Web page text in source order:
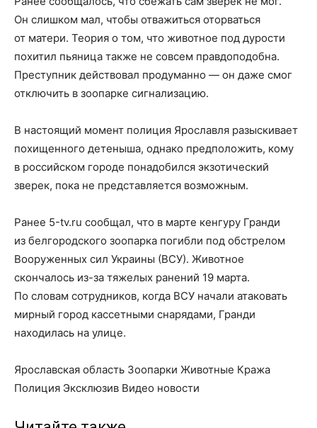
Он слишком мал, чтобы отважиться оторваться
от матери. Теория о том, что животное под дурости
похитил пьяница также не совсем правдоподобна.
Преступник действовал продуманно — он даже смог
отключить в зоопарке сигнализацию.
В настоящий момент полиция Ярославля разыскивает
похищенного детеныша, однако предположить, кому
в российском городе понадобился экзотический
зверек, пока не представляется возможным.
Ранее 5-tv.ru сообщал, что в марте кенгуру Гранди
из белгородского зоопарка погибли под обстрелом
Вооруженных сил Украины (ВСУ). Животное
скончалось из-за тяжелых ранений 19 марта.
По словам сотрудников, когда ВСУ начали атаковать
мирный город кассетными снарядами, Гранди
находилась на улице.
Ярославская область Зоопарки Животные Кража
Полиция Эксклюзив Видео новости